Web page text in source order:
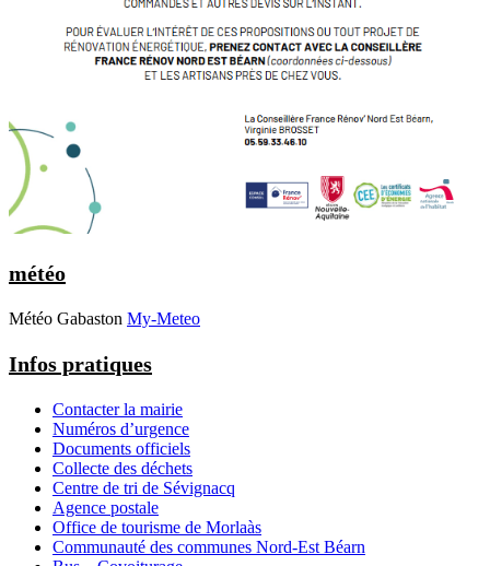
météo
Météo Gabaston My-Meteo
Infos pratiques
Contacter la mairie
Numéros d’urgence
Documents officiels
Collecte des déchets
Centre de tri de Sévignacq
Agence postale
Office de tourisme de Morlaàs
Communauté des communes Nord-Est Béarn